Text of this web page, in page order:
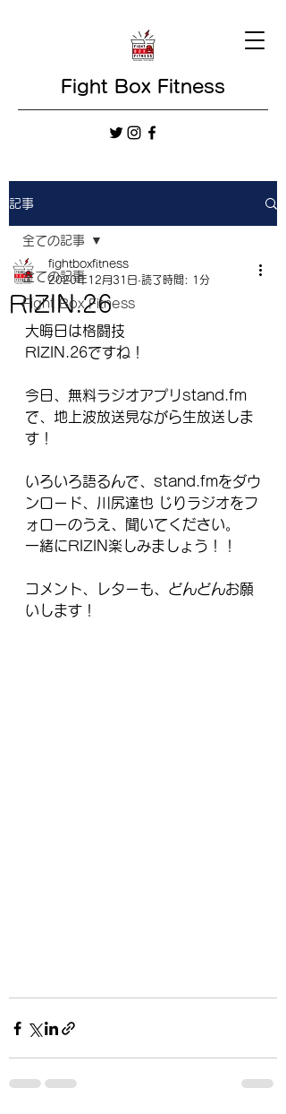
Fight Box Fitness
記事
全ての記事
Fight Box Fitness
全ての記事
RIZIN.26
fightboxfitness
2020年12月31日 読了時間: 1分
大晦日は格闘技
RIZIN.26ですね！
今日、無料ラジオアプリstand.fm
で、地上波放送見ながら生放送しま
す！
いろいろ語るんで、stand.fmをダウ
ンロード、川尻達也 じりラジオをフ
ォローのうえ、聞いてください。
一緒にRIZIN楽しみましょう！！
コメント、レターも、どんどんお願
いします！